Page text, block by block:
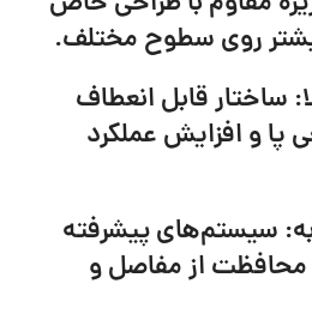
روی سطوح مختلف.
ساختار قابل انعطاف
پا و افزایش عملکرد
سیستم‌های پیشرفته
از مفاصل و